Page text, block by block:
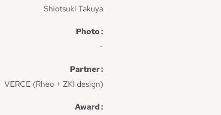
Shiotsuki Takuya
Photo :
-
Partner :
VERCE (Rheo + ZKI design)
Award :